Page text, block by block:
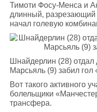
Тимоти Фосу-Менса и
длинный,
начал голевую
Шнайдерлин (28) отдал
Марсьяль (9) забил гол
Вот такого активного
болельщики
трансфера.